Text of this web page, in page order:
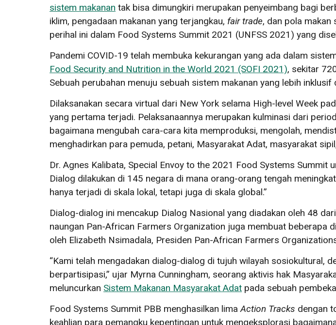
sistem makanan tak bisa dimungkiri merupakan penyeimbang bagi
iklim, pengadaan makanan yang terjangkau, fair trade, dan pola makan
perihal ini dalam Food Systems Summit 2021 (UNFSS 2021) yang
Pandemi COVID-19 telah membuka kekurangan yang ada dalam
Food Security and Nutrition in the World 2021 (SOFI 2021), sekitar
Sebuah perubahan menuju sebuah sistem makanan yang lebih
Dilaksanakan secara virtual dari New York selama High-level Week
yang pertama terjadi. Pelaksanaannya merupakan kulminasi dari
bagaimana mengubah cara-cara kita memproduksi, mengolah,
menghadirkan para pemuda, petani, Masyarakat Adat, masyarakat
Dr. Agnes Kalibata, Special Envoy to the 2021 Food Systems Summit
Dialog dilakukan di 145 negara di mana orang-orang tengah
hanya terjadi di skala lokal, tetapi juga di skala global.”
Dialog-dialog ini mencakup Dialog Nasional yang diadakan oleh 48
naungan Pan-African Farmers Organization juga membuat beberapa
oleh Elizabeth Nsimadala, Presiden Pan-African Farmers
“Kami telah mengadakan dialog-dialog di tujuh wilayah sosiokultural,
berpartisipasi,” ujar Myrna Cunningham, seorang aktivis hak
meluncurkan Sistem Makanan Masyarakat Adat pada sebuah
Food Systems Summit PBB menghasilkan lima Action Tracks dengan
keahlian para pemangku kepentingan untuk mengeksplorasi